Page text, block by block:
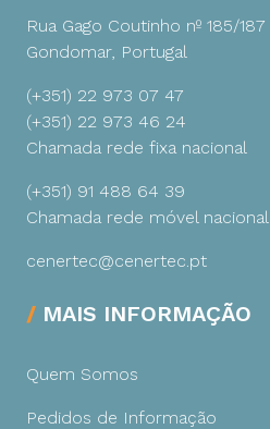
Rua Gago Coutinho nº 185/187
Gondomar, Portugal
(+351) 22 973 07 47
(+351) 22 973 46 24
Chamada rede fixa nacional
(+351) 91 488 64 39
Chamada rede móvel nacional
cenertec@cenertec.pt
MAIS INFORMAÇÃO
Quem Somos
Pedidos de Informação